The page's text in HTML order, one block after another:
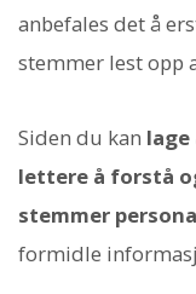
anbefales det å
stemmer lest opp
Siden du kan
lettere å forstå
stemmer
formidle